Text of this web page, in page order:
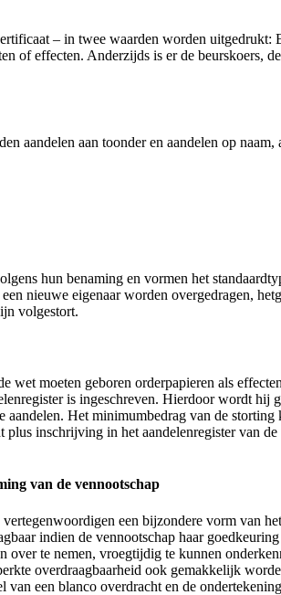
– in twee waarden worden
of effecten. Anderzijds is er de beurskoers,
aandelen aan toonder en aandelen op
hun benaming en vormen het
nieuwe eigenaar worden overgedragen,
volgestort.
moeten geboren orderpapieren als
is ingeschreven. Hierdoor wordt hij
Het minimumbedrag van de
inschrijving in het aandelenregister van
van de vennootschap
een bijzondere vorm van
indien de vennootschap haar
over te nemen, vroegtijdig te kunnen
overdraagbaarheid ook gemakkelijk
een blanco overdracht en de